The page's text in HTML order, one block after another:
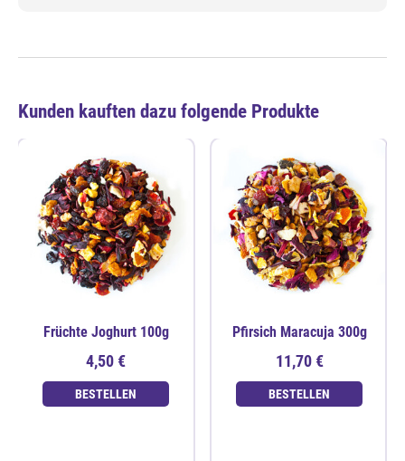
Kunden kauften dazu folgende Produkte
Früchte Joghurt 100g
4,50 €
BESTELLEN
Pfirsich Maracuja 300g
11,70 €
BESTELLEN